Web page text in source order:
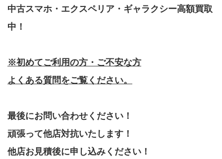
中古スマホ・エクスペリア・ギャラクシー高額買取
中！
※初めてご利用の方・ご不安な方
よくある質問をご覧ください。
最後にお問い合わせください！
頑張って他店対抗いたします！
他店お見積後に申し込みください！